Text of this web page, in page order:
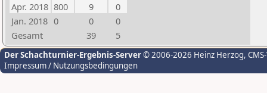
Apr. 2018 800 9
0
Jan. 2018 0 0
0
Gesamt
39 5
Der Schachturnier-Ergebnis-Server© 2006-2026 Heinz Herzog,
Impressum / Nutzungsbedingungen